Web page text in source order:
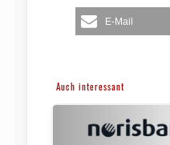
E-Mail
Auch interessant